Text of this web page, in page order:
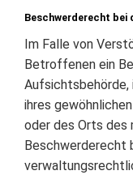
Beschwerderecht bei
Im Falle von
Betroffenen ein
ihres
oder des Orts des
Beschwerderecht